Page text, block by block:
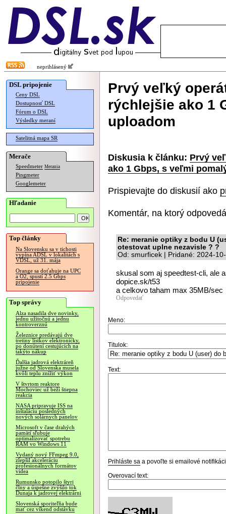
neprihlásený
DSL pripojenie
Ceny DSL
Dostupnosť DSL
Fórum o DSL
Výsledky meraní
Satelitná mapa SR
Merače
Speedmeter Merania
Pingmeter
Googlemeter
Hľadanie
Top články
Na Slovensku sa v tichosti
vypína ADSL v lokalitách s
VDSL, už 31. mája
Orange sa doťahuje na UPC
a O2, spustí 2.5 Gbps
pripojenie
Top správy
Alza nasadila dve novinky,
jednu užitočnú a jednu
kontroverznú
Železnice predávajú dve
tretiny lístkov elektronicky,
po donútení cestujúcich na
takýto nákup
Ďalšia jadrová elektráreň
južne od Slovenska musela
kvôli teplu znížiť výkon
V štvrtom reaktore
Mochoviec už beží štiepna
reakcia
NASA pripravuje ISS na
inštaláciu posledných
nových solárnych panelov
Microsoft v čase drahých
pamätí sľubuje
optimalizovať spotrebu
RAM vo Windows 11
Vydaný nový FFmpeg 9.0,
zlepšil akceleráciu
profesionálnych formátov
videa
Rumunsko potopilo štyri
člny a úspešne zvýšilo tok
Dunaja k jadrovej elektrárni
Slovenská sporiteľňa bude
mať cez víkend odstávku
Prvý veľký
rýchlejšie ako 1
uploadom
Diskusia k článku: Prvý
ako 1 Gbps, s veľmi
Prispievajte do diskusií ako
Komentár, na ktorý
Re: meranie optiky z bodu U
otestovat uplne nezavisle ? ?
Od: smurficek | Pridané: 2024-
skusal som aj speedtest-cli, ale
dopice.sk/t53
a celkovo taham max 35MB/sec
Odpovedať
Meno:
Titulok:
Text:
Prihláste sa a povoľte si emailové
Overovací text: